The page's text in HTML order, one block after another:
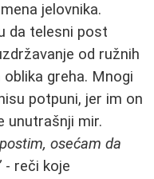
jelovnika.
da telesni post
od ružnih
greha. Mnogi
potpuni, jer im on
unutrašnji mir.
osećam da
- reči koje